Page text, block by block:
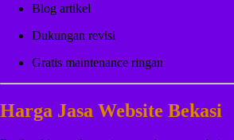
Blog artikel
Dukungan revisi
Gratis maintenance ringan
Harga Jasa Website Bekasi